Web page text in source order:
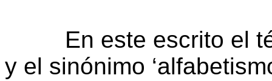
En este escrito el
y el sinónimo